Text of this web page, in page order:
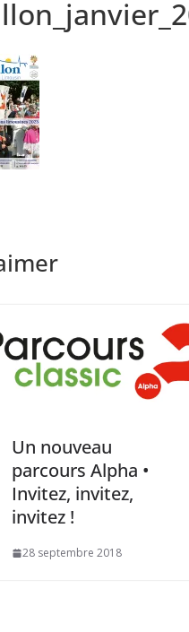
Un nouveau
parcours Alpha •
Invitez, invitez,
invitez !
28 septembre 2018